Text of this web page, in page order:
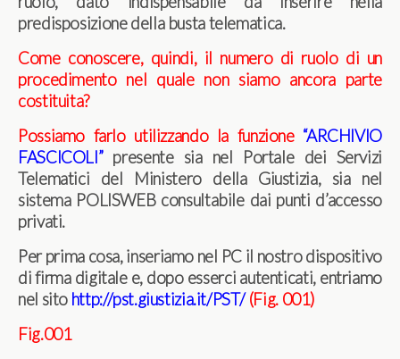
predisposizione della busta telematica.
Come conoscere, quindi, il numero di ruolo di un
procedimento nel quale non siamo ancora parte
costituita?
Possiamo farlo utilizzando la funzione “ARCHIVIO
FASCICOLI”presente sia nel Portale dei Servizi
Telematici del Ministero della Giustizia, sia nel
sistema POLISWEB consultabile dai punti d’accesso
privati.
Per prima cosa, inseriamo nel PC il nostro dispositivo
di firma digitale e, dopo esserci autenticati, entriamo
nel sito http://pst.giustizia.it/PST/ (Fig. 001)
Fig.001